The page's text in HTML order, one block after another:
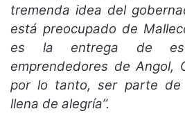
tremenda idea del
está preocupado de
es la entrega de
emprendedores de Angol,
por lo tanto, ser parte de
llena de alegría”.